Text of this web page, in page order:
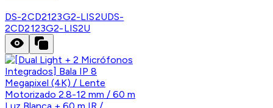
DS-2CD2123G2-LIS2UDS-
2CD2123G2-LIS2U